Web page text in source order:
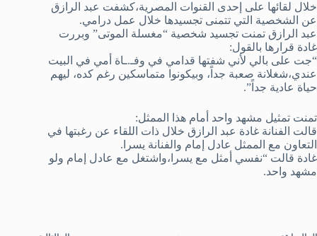
خلال لقائها على إحدى القنوات المصرية،كشفت عبد الرازق
عن الشخصية التي تتمنى تجسيدها خلال عمل درامي.
عبد الرازق تمنت تجسيد شخصية “مغسلة الموتى” وبررت
غادة قرارها بالقول:
“جت على بالي لأني شفتها قدامي في وفـ.ـاة أمي في البيت
عندي،شغلانة صعبة جداً، وبيكونوا متماسكين رغم كده، ليهم
حياة عادية جداً”.
تمنت تمثيل مشهد واحد أمام هذا الممثل:
قالت الفنانة غادة عبد الرازق خلال ذات اللقاء عن رغبتها في
التعاون مع الممثل عادل إمام والفنانة يسرا.
غادة قالت “نفسي أمثل مع يسرا،واشتغل مع عادل إمام ولو
مشهد واحد.